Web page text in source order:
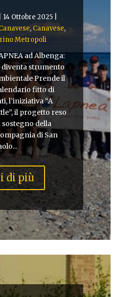
14 Ottobre 2025
, Canavese,
Metropoli
ad Albenga:
strumento
Prende il
fitto di
l’iniziativa “A
il progetto reso
sostegno della
di San
di più